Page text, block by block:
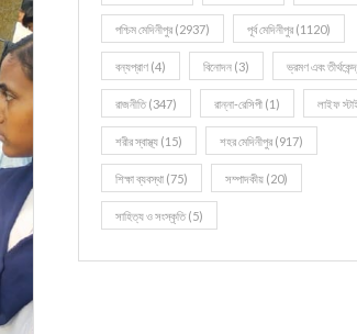
পশ্চিম মেদিনীপুর (2937) পূর্ব মেদিনীপুর (1120)
বন্যপ্রাণ (4) বিনোদন (3) ভ্রমণ এবং
রাজনীতি(347) রান্না-রেসিপী (1) লাইফ
শরীর স্বাস্থ্য (15) শহর মেদিনীপুর (917)
শিক্ষা ব্যবস্থা (75) সম্পাদকীয় (20)
সাহিত্য ও সংস্কৃতি(5)